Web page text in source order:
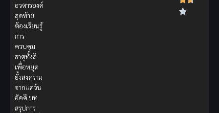
อวตารองค์
สุดท้าย
ต้องเรียนรู้
การ
ควบคุม
ธาตุทั้งสี่
เพื่อหยุด
ยั้งสงคราม
จากแคว้น
อัคคี บท
สรุปการ